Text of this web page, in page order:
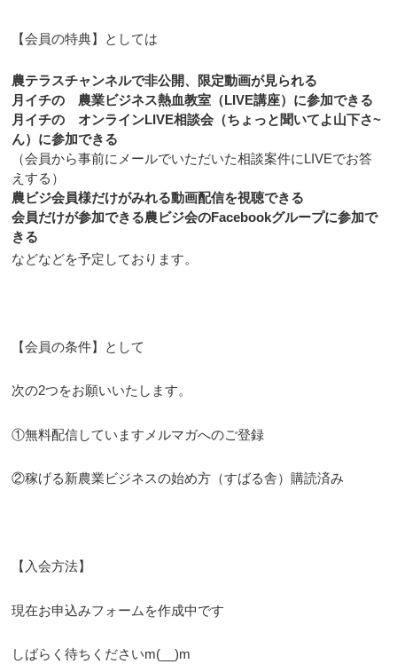
【会員の特典】としては
農テラスチャンネルで非公開、限定動画が見られる
月イチの 農業ビジネス熱血教室（LIVE講座）に参加できる
月イチの オンラインLIVE相談会（ちょっと聞いてよ山下さ~
ん）に参加できる
（会員から事前にメールでいただいた相談案件にLIVEでお答
えする）
農ビジ会員様だけがみれる動画配信を視聴できる
会員だけが参加できる農ビジ会のFacebookグループに参加で
きる
などなどを予定しております。
【会員の条件】として
次の2つをお願いいたします。
①無料配信していますメルマガへのご登録
②稼げる新農業ビジネスの始め方（すばる舎）購読済み
【入会方法】
現在お申込みフォームを作成中です
しばらく待ちくださいm(__)m